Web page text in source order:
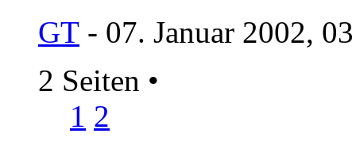
GT - 07. Januar 2002,
2 Seiten •
1 2